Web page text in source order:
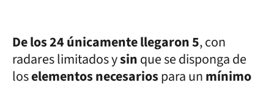
De los 24 únicamente llegaron 5, con
radares limitados ysinque se disponga de
loselementos necesariospara unmínimo